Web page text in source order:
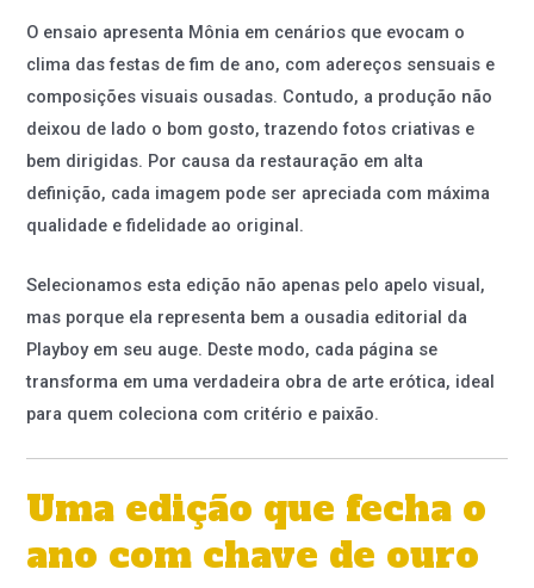
O ensaio apresenta Mônia em cenários que evocam o
clima das festas de fim de ano, com adereços sensuais e
composições visuais ousadas. Contudo, a produção não
deixou de lado o bom gosto, trazendo fotos criativas e
bem dirigidas. Por causa da restauração em alta
definição, cada imagem pode ser apreciada com máxima
qualidade e fidelidade ao original.
Selecionamos esta edição não apenas pelo apelo visual,
mas porque ela representa bem a ousadia editorial da
Playboy em seu auge. Deste modo, cada página se
transforma em uma verdadeira obra de arte erótica, ideal
para quem coleciona com critério e paixão.
Uma edição que fecha o
ano com chave de ouro